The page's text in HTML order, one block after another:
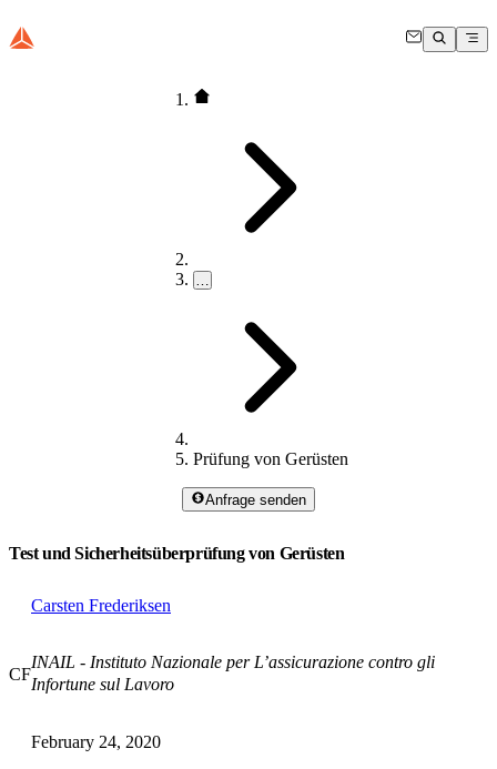
…
Prüfung von Gerüsten
Anfrage senden
Test und Sicherheitsüberprüfung von Gerüsten
CF
Carsten Frederiksen
INAIL - Instituto Nazionale per L’assicurazione contro gli
Infortune sul Lavoro
February 24, 2020